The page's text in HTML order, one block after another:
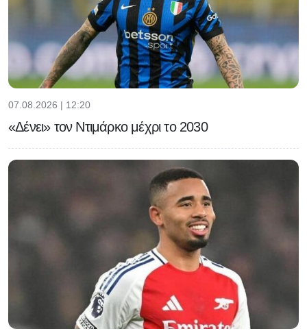
07.08.2026 | 12:20
«Δένει» τον Ντιμάρκο μέχρι το 2030